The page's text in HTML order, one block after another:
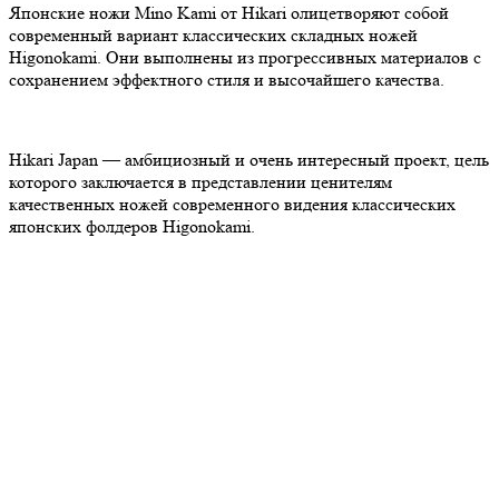
Японские ножи Mino Kami от Hikari олицетворяют собой
современный вариант классических складных ножей
Higonokami. Они выполнены из прогрессивных материалов с
сохранением эффектного стиля и высочайшего качества.
Hikari Japan — амбициозный и очень интересный проект, цель
которого заключается в представлении ценителям
качественных ножей современного видения классических
японских фолдеров Higonokami.